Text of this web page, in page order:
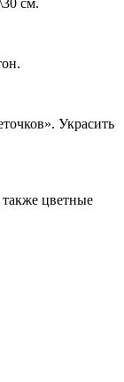
см.
Украсить
цветные